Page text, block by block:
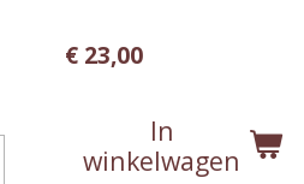
€ 23,00
In
winkelwagen